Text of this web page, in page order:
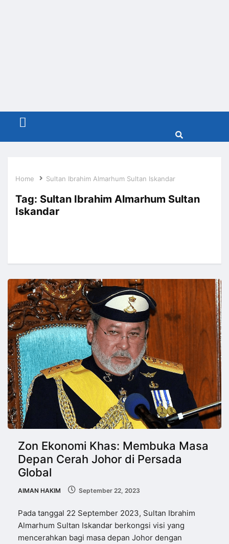
Menu
Home Sultan Ibrahim Almarhum Sultan Iskandar
Tag: Sultan Ibrahim Almarhum Sultan
Iskandar
Zon Ekonomi Khas: Membuka Masa
Depan Cerah Johor di Persada
Global
AIMAN HAKIM September 22, 2023
Pada tanggal 22 September 2023, Sultan Ibrahim
Almarhum Sultan Iskandar berkongsi visi yang
mencerahkan bagi masa depan Johor dengan